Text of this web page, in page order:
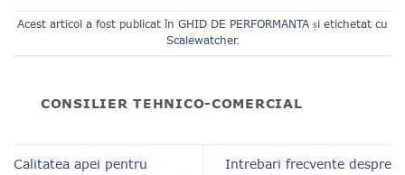
Acest articol a fost publicat în GHID DE PERFORMANTA și etichetat cu
Scalewatcher.
CONSILIER TEHNICO-COMERCIAL
Calitatea apei pentru
Intrebari frecvente despre